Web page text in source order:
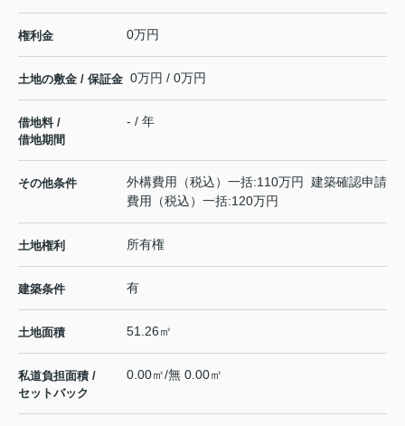
権利金 0万円
土地の敷金 / 保証金 0万円 / 0万円
借地料 /
借地期間
- / 年
その他条件
外構費用（税込）一括:110万円 建築確認申請
費用（税込）一括:120万円
土地権利 所有権
建築条件 有
土地面積 51.26㎡
私道負担面積 /
セットバック
0.00㎡/無 0.00㎡